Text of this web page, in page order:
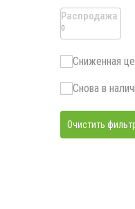
Распродажа
0
Сниженная
Снова в
Очистить